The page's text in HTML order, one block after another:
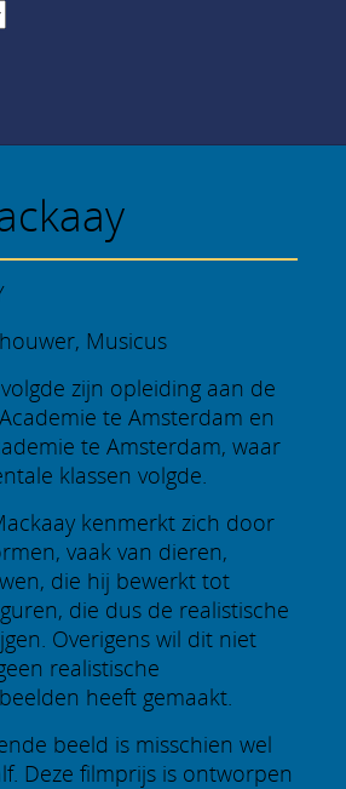
Musicus
zijn opleiding aan de
te Amsterdam en
te Amsterdam, waar
klassen volgde.
kenmerkt zich door
vaak van dieren,
die hij bewerkt tot
die dus de realistische
Overigens wil dit niet
realistische
heeft gemaakt.
beeld is misschien wel
Deze filmprijs is ontworpen